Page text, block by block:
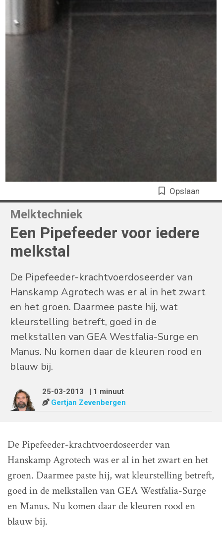
Opslaan
Melktechniek
Een Pipefeeder voor iedere
melkstal
De Pipefeeder-krachtvoerdoseerder van
Hanskamp Agrotech was er al in het zwart
en het groen. Daarmee paste hij, wat
kleurstelling betreft, goed in de
melkstallen van GEA Westfalia-Surge en
Manus. Nu komen daar de kleuren rood en
blauw bij.
25-03-2013
| 1 minuut
Gertjan Zevenbergen
De Pipefeeder-krachtvoerdoseerder van
Hanskamp Agrotech was er al in het zwart en het
groen. Daarmee paste hij, wat kleurstelling betreft,
goed in de melkstallen van GEA Westfalia-Surge
en Manus. Nu komen daar de kleuren rood en
blauw bij.